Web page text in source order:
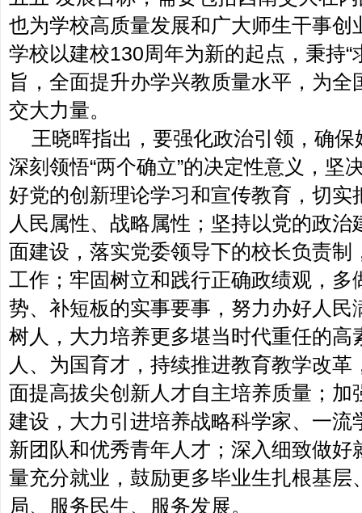
也为学校高质量发展和广大师生干事创
学校以建校130周年为新的起点，秉持“
旨，全面提升办学兴教质量水平，为
交大力量。
王晓晖指出，要强化政治引领，确
深刻领悟“两个确立”的决定性意义，坚
好党的创新理论学习和宣传教育，切实
人民属性、战略属性；坚持以党的政
面建设，落实党委领导下的校长负责
工作；牢固树立和践行正确政绩观，多
势、补短板的实事要事，努力办好人民
树人，大力培养更多堪当时代重任的高
人、为国育才，持续推进教育教学改
面提高拔尖创新人才自主培养质量；
建设，大力引进培养战略科学家、一流
新团队和优秀青年人才；深入细致做好
量充分就业，鼓励更多毕业生扎根基层
局、服务民生、服务发展。